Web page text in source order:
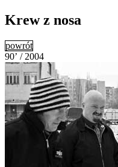
Krew z nosa
powrót
90’ / 2004